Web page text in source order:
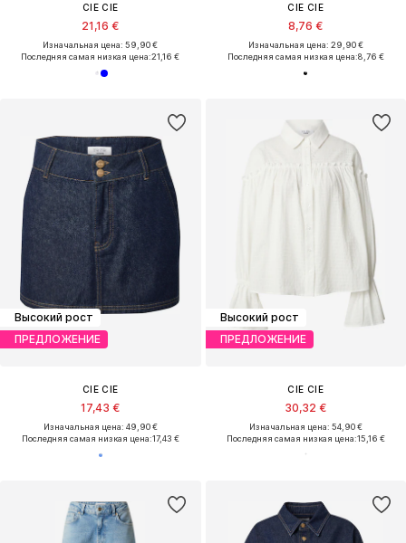
CIE CIE
21,16 €
Изначальная цена: 59,90 €
Последняя самая низкая цена:21,16 €
CIE CIE
8,76 €
Изначальная цена: 29,90 €
Последняя самая низкая цена:8,76 €
Высокий рост
ПРЕДЛОЖЕНИЕ
CIE CIE
17,43 €
Изначальная цена: 49,90 €
Последняя самая низкая цена:17,43 €
Высокий рост
ПРЕДЛОЖЕНИЕ
CIE CIE
30,32 €
Изначальная цена: 54,90 €
Последняя самая низкая цена:15,16 €